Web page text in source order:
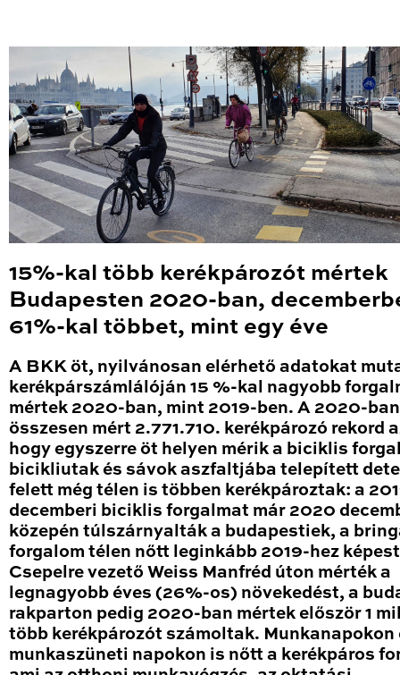
15%-kal több kerékpározót mértek
Budapesten 2020-ban,
61%-kal többet, mint egy éve
A BKK öt, nyilvánosan elérhető adatokat
kerékpárszámlálóján 15 %-kal nagyobb
mértek 2020-ban, mint 2019-ben. A 2020-ban
összesen mért 2.771.710. kerékpározó rekord
hogy egyszerre öt helyen mérik a biciklis
bicikliutak és sávok aszfaltjába telepített
felett még télen is többen kerékpároztak: a
decemberi biciklis forgalmat már 2020
közepén túlszárnyalták a budapestiek, a
forgalom télen nőtt leginkább 2019-hez
Csepelre vezető Weiss Manfréd úton mérték a
legnagyobb éves (26%-os) növekedést, a
rakparton pedig 2020-ban mértek először 1
több kerékpározót számoltak. Munkanapokon
munkaszüneti napokon is nőtt a kerékpáros